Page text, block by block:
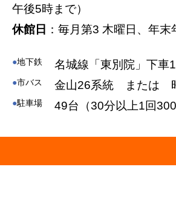
午後5時まで）
休館日 ：毎月第3 木曜日、年
●地下鉄 名城線「東別院」下車
●市バス 金山26系統 または
●駐車場 49台（30分以上1回300